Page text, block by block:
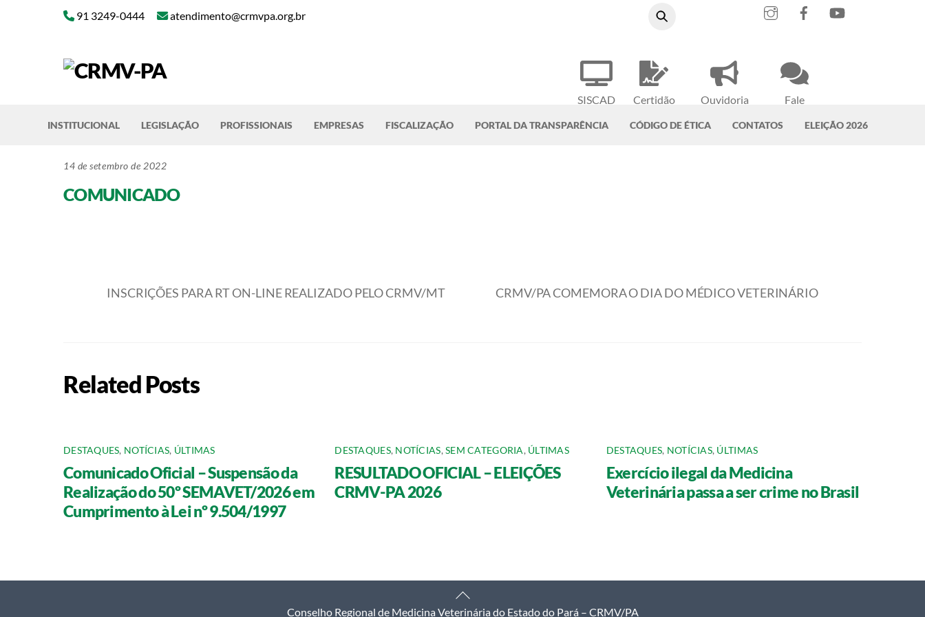
SISCAD
Certidão
Ouvidoria
Fale
91 3249-0444 atendimento@crmvpa.org.br
InstagramFacebook
INSTITUCIONAL LEGISLAÇÃO PROFISSIONAIS EMPRESAS FISCALIZAÇÃO PORTAL DA TRANSPARÊNCIA CÓDIGO DE ÉTICA CONTATOS ELEIÇÃO 2026
14 de setembro de 2022
COMUNICADO
INSCRIÇÕES PARA RT ON-LINE REALIZADO PELO CRMV/MT CRMV/PA COMEMORA O DIA DO MÉDICO VETERINÁRIO
Related Posts
DESTAQUES, NOTÍCIAS, ÚLTIMAS
Comunicado Oficial – Suspensão da
Realização do 50º SEMAVET/2026 em
Cumprimento à Lei nº 9.504/1997
DESTAQUES, NOTÍCIAS,SEM CATEGORIA, ÚLTIMAS
RESULTADO OFICIAL – ELEIÇÕES
CRMV-PA 2026
DESTAQUES, NOTÍCIAS, ÚLTIMAS
Exercício ilegal da Medicina
Veterinária passa a ser crime no Brasil
Back
To
Conselho Regional de Medicina Veterinária do Estado do Pará – CRMV/PA